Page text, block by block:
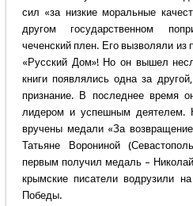
сил «за низкие моральные
другом государственном
чеченский плен. Его вызволяли из
«Русский Дом»! Но он вышел
книги появлялись одна за
признание. В последнее время
лидером и успешным деятелем.
вручены медали «За
Татьяне Ворониной
первым получил медаль –
крымские писатели водрузили
Победы.